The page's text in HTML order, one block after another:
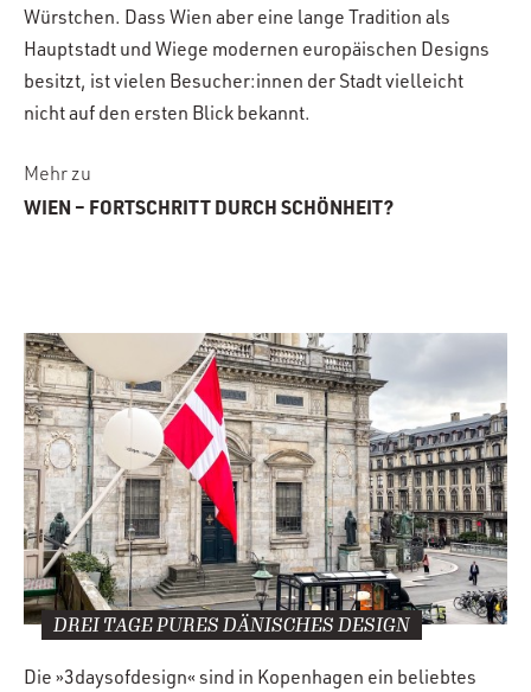
Würstchen. Dass Wien aber eine lange Tradition als
Hauptstadt und Wiege modernen europäischen Designs
besitzt, ist vielen Besucher:innen der Stadt vielleicht
nicht auf den ersten Blick bekannt.
Mehr zu
WIEN – FORTSCHRITT DURCH SCHÖNHEIT?
DREI TAGE PURES DÄNISCHES DESIGN
Die »3daysofdesign« sind in Kopenhagen ein beliebtes